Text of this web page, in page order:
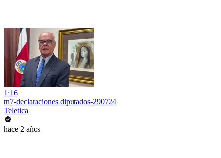
1:16
tn7-declaraciones diputados-290724
Teletica
hace 2 años